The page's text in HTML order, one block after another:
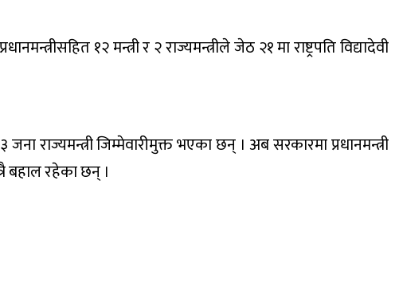
१२ मन्त्री र २ राज्यमन्त्रीले जेठ २१ मा राष्ट्रपति विद्यादेवी
राज्यमन्त्री जिम्मेवारीमुक्त भएका छन् । अब सरकारमा प्रधानमन्त्री
बहाल रहेका छन् ।